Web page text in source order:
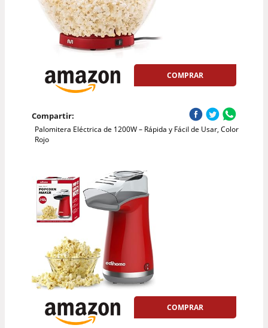
COMPRAR
Compartir:
Palomitera Eléctrica de 1200W – Rápida y Fácil de Usar, Color
Rojo
COMPRAR